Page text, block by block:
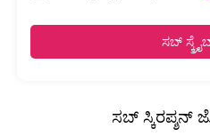
ಸಬ್
ಸಬ್ ಸ್ಕಿರಪ್ಶನ್